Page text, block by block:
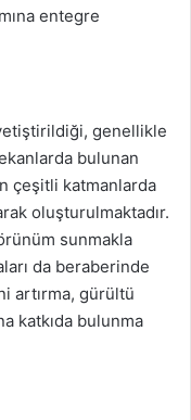
entegre
genellikle
bulunan
çeşitli katmanlarda
oluşturulmaktadır.
sunmakla
da beraberinde
artırma, gürültü
katkıda bulunma